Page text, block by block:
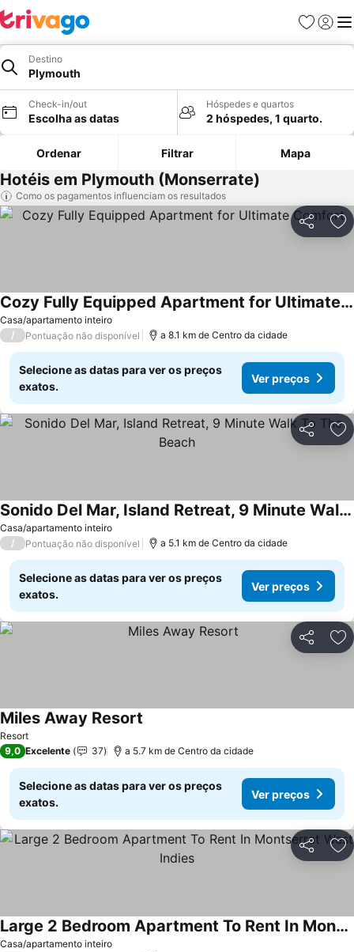
Favoritos
Iniciar
Destino
Plymouth
Check-in/out
Escolha as datas
Hóspedes e quartos
2 hóspedes, 1 quarto.
Ordenar Filtrar Mapa
Hotéis em Plymouth (Monserrate)
Como os pagamentos influenciam os resultados
Partilhar
Casa/apartamento inteiro
Cozy Fully Equipped Apartment for Ultimate Comfort
Ver preços
/ Pontuação não disponível a 8.1 km de Centro da cidade
Selecione as datas para ver os preços
exatos.
Ver preços
Partilhar
Casa/apartamento inteiro
Sonido Del Mar, Island Retreat, 9 Minute Walk To The Beach
Ver preços
/ Pontuação não disponível a 5.1 km de Centro da cidade
Selecione as datas para ver os preços
exatos.
Ver preços
Partilhar
Resort
Miles Away Resort
9,0 Excelente 37 a 5.7 km de Centro da cidade
Selecione as datas para ver os preços
exatos.
Ver preços
Partilhar
Casa/apartamento inteiro
Large 2 Bedroom Apartment To Rent In Montserrat West Indies
Ver preços